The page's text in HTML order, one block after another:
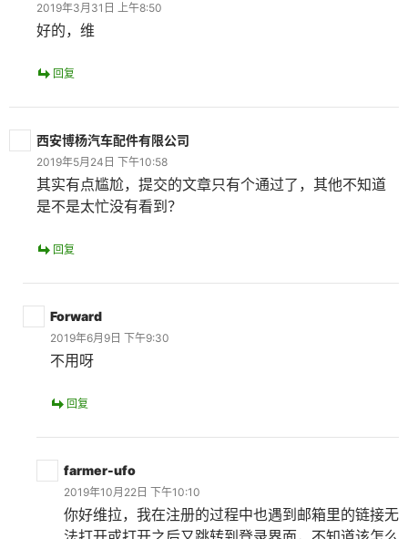
2019年3月31日 上午8:50
好的，维
回复
西安博杨汽车配件有限公司
2019年5月24日 下午10:58
其实有点尴尬，提交的文章只有个通过了，其他不知道
是不是太忙没有看到？
回复
Forward
2019年6月9日 下午9:30
不用呀
回复
farmer-ufo
2019年10月22日 下午10:10
你好维拉，我在注册的过程中也遇到邮箱里的链接无